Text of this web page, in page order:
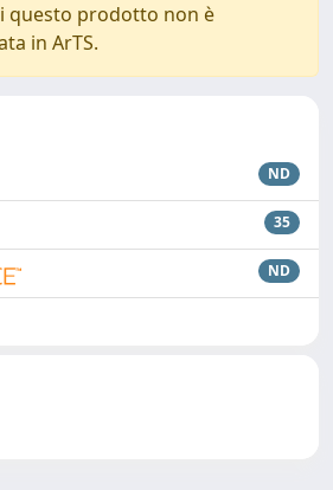
questo prodotto non è
in ArTS.
ND
35
ND